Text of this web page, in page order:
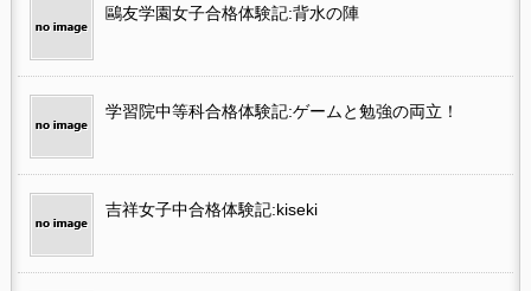
鷗友学園女子合格体験記:背水の陣
学習院中等科合格体験記:ゲームと勉強の両立！
吉祥女子中合格体験記:kiseki